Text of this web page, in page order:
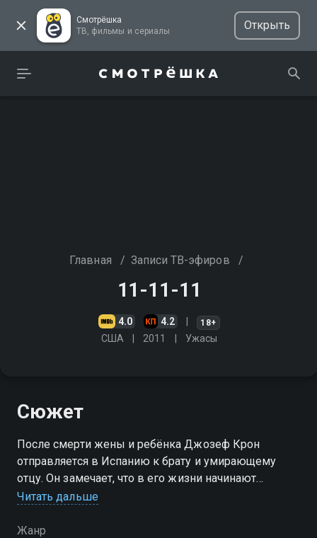
Смотрёшка
ТВ, фильмы и сериалы
Открыть
Главная / Записи ТВ-эфиров /
11-11-11
4.0 4.2 18+
США 2011 Ужасы
Сюжет
После смерти жены и ребёнка Джозеф Крон
отправляется в Испанию к брату и умирающему
отцу. Он замечает, что в его жизни начинают
происходить странные события, связанные с числом
тайну этого числа
Читать дальше
Жанр